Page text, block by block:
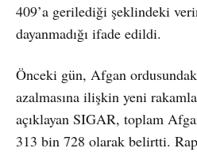
409’a gerilediği şeklindeki
dayanmadığı ifade edildi.
Önceki gün, Afgan ordusundaki
azalmasına ilişkin yeni
açıklayan SIGAR, toplam
313 bin 728 olarak belirtti.